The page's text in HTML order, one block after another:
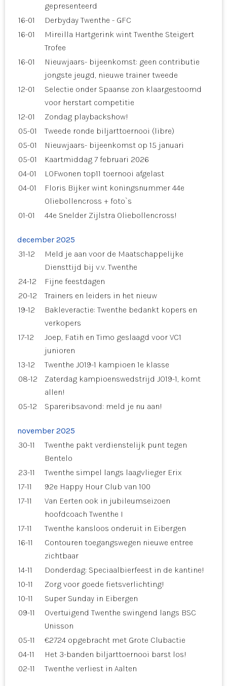
gepresenteerd
16-01
Derbyday Twenthe - GFC
16-01
Mireilla Hartgerink wint Twenthe Steigert
Trofee
16-01
Nieuwjaars- bijeenkomst: geen contributie
jongste jeugd, nieuwe trainer tweede
12-01
Selectie onder Spaanse zon klaargestoomd
voor herstart competitie
12-01
Zondag playbackshow!
05-01
Tweede ronde biljarttoernooi (libre)
05-01
Nieuwjaars- bijeenkomst op 15 januari
05-01
Kaartmiddag 7 februari 2026
04-01
LOFwonen top11 toernooi afgelast
04-01
Floris Bijker wint koningsnummer 44e
Oliebollencross + foto`s
01-01
44e Snelder Zijlstra Oliebollencross!
december 2025
31-12
Meld je aan voor de Maatschappelijke
Diensttijd bij v.v. Twenthe
24-12
Fijne feestdagen
20-12
Trainers en leiders in het nieuw
19-12
Bakleveractie: Twenthe bedankt kopers en
verkopers
17-12
Joep, Fatih en Timo geslaagd voor VC1
junioren
13-12
Twenthe JO19-1 kampioen 1e klasse
08-12
Zaterdag kampioenswedstrijd JO19-1, komt
allen!
05-12
Spareribsavond: meld je nu aan!
november 2025
30-11
Twenthe pakt verdienstelijk punt tegen
Bentelo
23-11
Twenthe simpel langs laagvlieger Erix
17-11
92e Happy Hour Club van 100
17-11
Van Eerten ook in jubileumseizoen
hoofdcoach Twenthe I
17-11
Twenthe kansloos onderuit in Eibergen
16-11
Contouren toegangswegen nieuwe entree
zichtbaar
14-11
Donderdag: Speciaalbierfeest in de kantine!
10-11
Zorg voor goede fietsverlichting!
10-11
Super Sunday in Eibergen
09-11
Overtuigend Twenthe swingend langs BSC
Unisson
05-11
€2724 opgebracht met Grote Clubactie
04-11
Het 3-banden biljarttoernooi barst los!
02-11
Twenthe verliest in Aalten